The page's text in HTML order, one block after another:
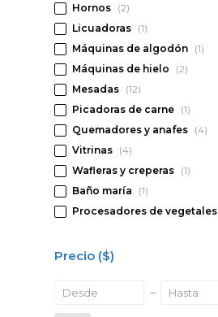
Hornos (2)
Licuadoras (1)
Máquinas de algodón (1)
Máquinas de hielo
(2)
Mesadas (12)
Picadoras de carne (1)
Quemadores y anafes (4)
Vitrinas (4)
Wafleras y creperas (1)
Baño maría
(1)
Procesadores de vegetales
Precio ($)